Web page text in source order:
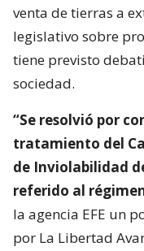
venta de tierras a
legislativo sobre
tiene previsto
sociedad.
“Se resolvió por
tratamiento del
de Inviolabilidad
referido al
la agencia EFE un
por La Libertad